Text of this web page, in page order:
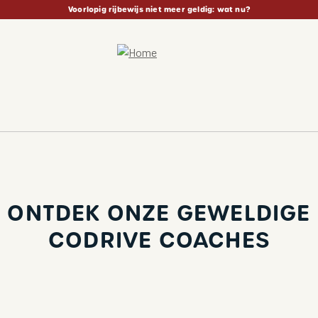
Voorlopig rijbewijs niet meer geldig: wat nu?
ONTDEK ONZE GEWELDIGE
CODRIVE COACHES